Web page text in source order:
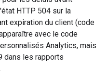
HTTP 504 sur la
expiration du client (code
avec le code
Analytics, mais
dans les rapports